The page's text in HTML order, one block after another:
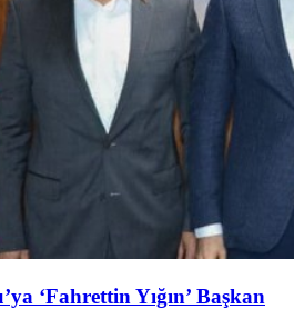
‘Fahrettin Yığın’ Başkan